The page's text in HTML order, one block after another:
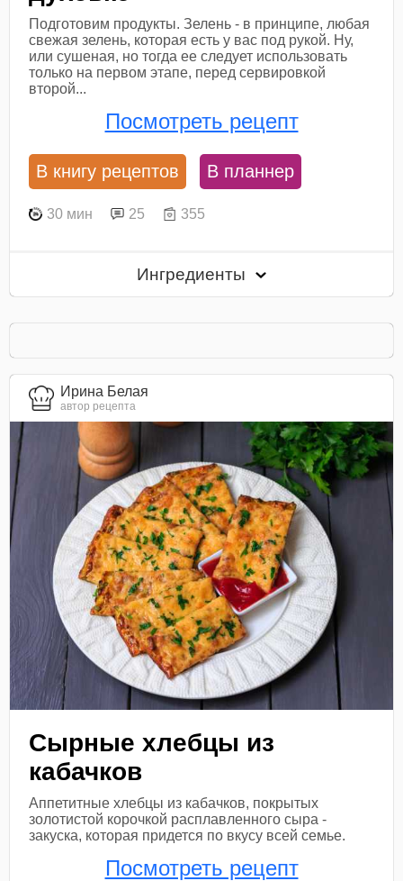
Подготовим продукты. Зелень - в принципе, любая
свежая зелень, которая есть у вас под рукой. Ну,
или сушеная, но тогда ее следует использовать
только на первом этапе, перед сервировкой
второй...
Посмотреть рецепт
В книгу рецептов В планнер
30 мин 25 355
Ингредиенты
Ирина Белая
автор рецепта
Сырные хлебцы из
кабачков
Аппетитные хлебцы из кабачков, покрытых
золотистой корочкой расплавленного сыра -
закуска, которая придется по вкусу всей семье.
Посмотреть рецепт